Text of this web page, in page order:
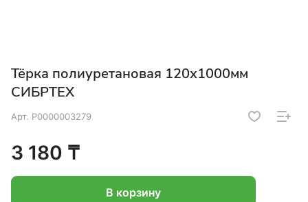
Тёрка полиуретановая 120х1000мм
СИБРТЕХ
Арт. Р0000003279
3 180 ₸
В корзину